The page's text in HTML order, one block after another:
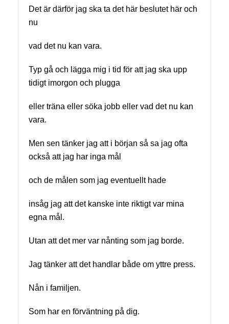
Det är därför jag ska ta det här beslutet här och
nu
vad det nu kan vara.
Typ gå och lägga mig i tid för att jag ska upp
tidigt imorgon och plugga
eller träna eller söka jobb eller vad det nu kan
vara.
Men sen tänker jag att i början så sa jag ofta
också att jag har inga mål
och de målen som jag eventuellt hade
insåg jag att det kanske inte riktigt var mina
egna mål.
Utan att det mer var nånting som jag borde.
Jag tänker att det handlar både om yttre press.
Nån i familjen.
Som har en förväntning på dig.